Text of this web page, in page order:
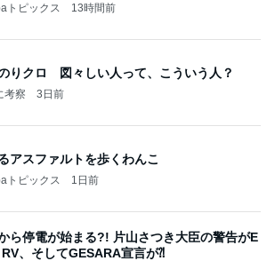
トピックス 13時間前
りクロ 図々しい人って、こういう人？
考察 3日前
アスファルトを歩くわんこ
トピックス 1日前
ら停電が始まる?! 片山さつき大臣の警告がE
、そしてGESARA宣言が⁈